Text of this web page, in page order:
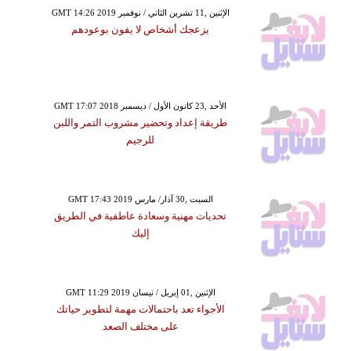
GMT 14:26 2019 الإثنين ,11 تشرين الثاني / نوفمبر
يزعجك أشخاص لا يفون بوعودهم
GMT 17:07 2018 الأحد ,23 كانون الأول / ديسمبر
طريقة إعداد وتحضير مشروب التمر واللبن
للرجيم
GMT 17:43 2019 السبت ,30 آذار/ مارس
تحديات مهنية وسعادة عاطفية في الطريق
إليك
GMT 11:29 2019 الإثنين ,01 إبريل / نيسان
الأجواء تعد باحتمالات مهمة لتطوير حياتك
على مختلف الصعد